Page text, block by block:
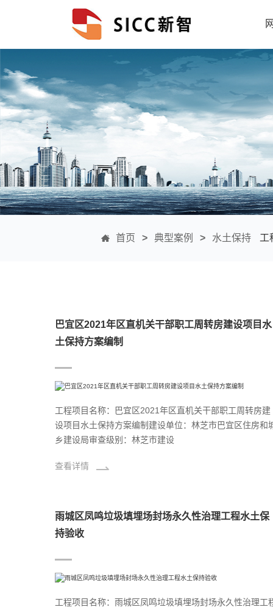
首页 > 典型案例 > 水土保持 工
巴宜区2021年区直机关干部职工周转房建设项目水
土保持方案编制
工程项目名称：巴宜区2021年区直机关干部职工周转房建
设项目水土保持方案编制建设单位：林芝市巴宜区住房和
乡建设局审查级别：林芝市建设
查看详情
雨城区凤鸣垃圾填埋场封场永久性治理工程水土保
持验收
工程项目名称：雨城区凤鸣垃圾填埋场封场永久性治理工